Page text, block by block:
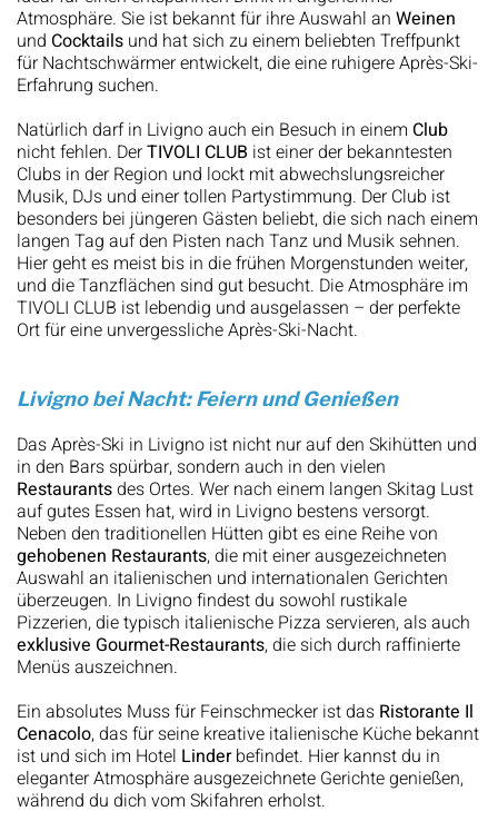
Atmosphäre. Sie ist bekannt für ihre Auswahl an Weinen
und Cocktails und hat sich zu einem beliebten Treffpunkt
für Nachtschwärmer entwickelt, die eine ruhigere Après-Ski-
Erfahrung suchen.
Natürlich darf in Livigno auch ein Besuch in einem Club
nicht fehlen. DerTIVOLI CLUB ist einer der bekanntesten
Clubs in der Region und lockt mit abwechslungsreicher
Musik, DJs und einer tollen Partystimmung. Der Club ist
besonders bei jüngeren Gästen beliebt, die sich nach einem
langen Tag auf den Pisten nach Tanz und Musik sehnen.
Hier geht es meist bis in die frühen Morgenstunden weiter,
und die Tanzflächen sind gut besucht. Die Atmosphäre im
TIVOLI CLUB ist lebendig und ausgelassen – der perfekte
Ort für eine unvergessliche Après-Ski-Nacht.
Livigno bei Nacht: Feiern und Genießen
Das Après-Ski in Livigno ist nicht nur auf den Skihütten und
in den Bars spürbar, sondern auch in den vielen
Restaurantsdes Ortes. Wer nach einem langen Skitag Lust
auf gutes Essen hat, wird in Livigno bestens versorgt.
Neben den traditionellen Hütten gibt es eine Reihe von
gehobenen Restaurants, die mit einer ausgezeichneten
Auswahl an italienischen und internationalen Gerichten
überzeugen. In Livigno findest du sowohl rustikale
Pizzerien, die typisch italienische Pizza servieren, als auch
exklusive Gourmet-Restaurants, die sich durch raffinierte
Menüs auszeichnen.
Ein absolutes Muss für Feinschmecker ist das Ristorante Il
Cenacolo, das für seine kreative italienische Küche bekannt
ist und sich im Hotel Linderbefindet. Hier kannst du in
eleganter Atmosphäre ausgezeichnete Gerichte genießen,
während du dich vom Skifahren erholst.